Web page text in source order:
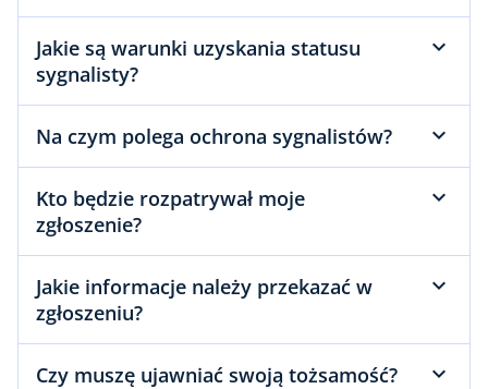
Jakie są warunki uzyskania statusu
sygnalisty?
Na czym polega ochrona sygnalistów?
Kto będzie rozpatrywał moje
zgłoszenie?
Jakie informacje należy przekazać w
zgłoszeniu?
Czy muszę ujawniać swoją tożsamość?